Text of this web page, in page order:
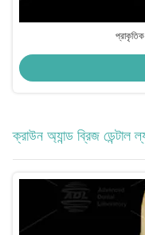
প্রাকৃতিক
ক্রাউন অ্যান্ড ব্রিজ ডেন্টাল